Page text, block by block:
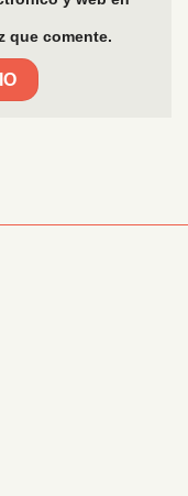
que comente.